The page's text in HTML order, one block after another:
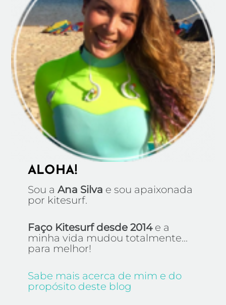
ALOHA!
Sou a Ana Silva e sou apaixonada
por kitesurf.
Faço Kitesurf desde 2014e a
minha vida mudou totalmente...
para melhor!
Sabe mais acerca de mim e do
propósito deste blog